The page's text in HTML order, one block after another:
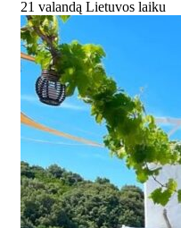
21 valandą Lietuvos laiku